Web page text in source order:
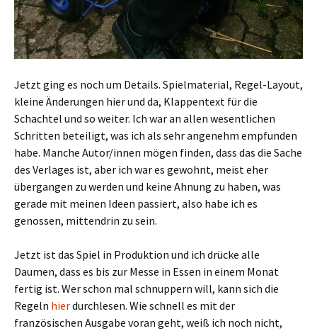
Jetzt ging es noch um Details. Spielmaterial, Regel-Layout,
kleine Änderungen hier und da, Klappentext für die
Schachtel und so weiter. Ich war an allen wesentlichen
Schritten beteiligt, was ich als sehr angenehm empfunden
habe. Manche Autor/innen mögen finden, dass das die Sache
des Verlages ist, aber ich war es gewohnt, meist eher
übergangen zu werden und keine Ahnung zu haben, was
gerade mit meinen Ideen passiert, also habe ich es
genossen, mittendrin zu sein.
Jetzt ist das Spiel in Produktion und ich drücke alle
Daumen, dass es bis zur Messe in Essen in einem Monat
fertig ist. Wer schon mal schnuppern will, kann sich die
Regeln hierdurchlesen. Wie schnell es mit der
französischen Ausgabe voran geht, weiß ich noch nicht,